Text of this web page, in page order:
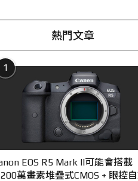
熱門文章
1
EOS R5 Mark II可能會搭載
萬畫素堆疊式CMOS + 眼控